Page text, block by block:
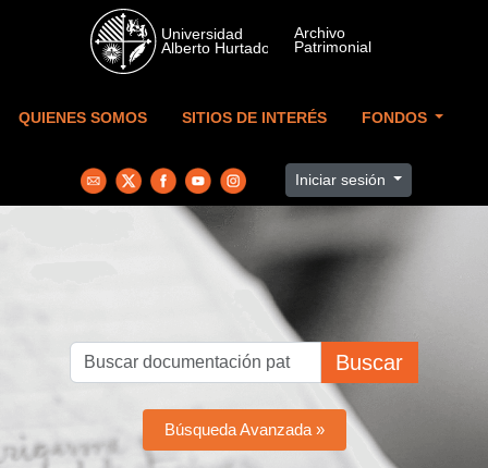
Skip to main content
QUIENES SOMOS SITIOS DE INTERÉS FONDOS
Iniciar sesión
Buscar
Búsqueda Avanzada »